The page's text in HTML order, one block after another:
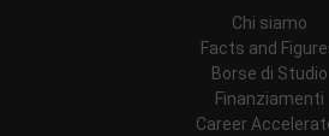
Chi siamo
Facts and
Borse di Studio
Finanziamenti
Career